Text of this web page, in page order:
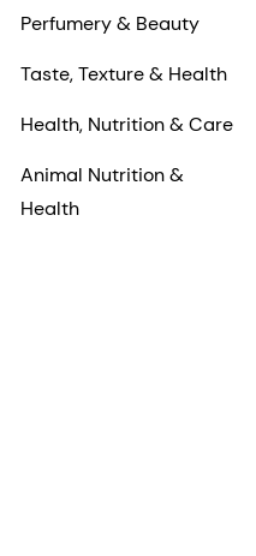
Perfumery & Beauty
Taste, Texture & Health
Health, Nutrition & Care
Animal Nutrition &
Health